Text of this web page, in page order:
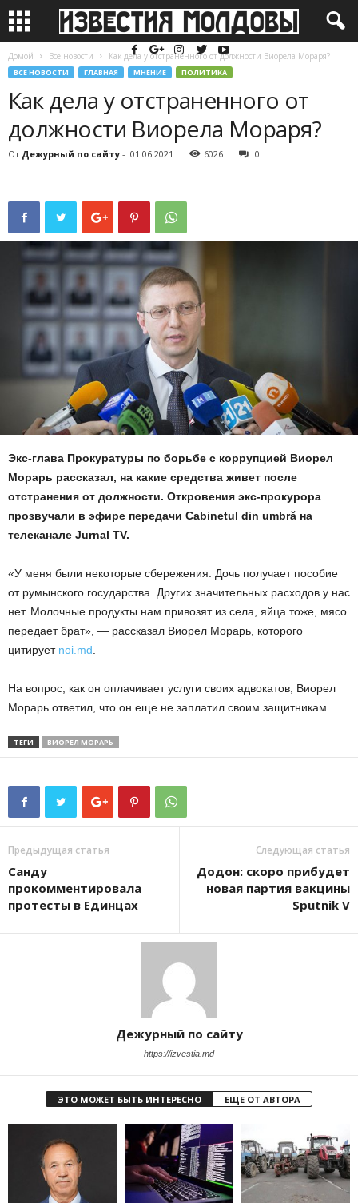
Домой Все новости Как дела у отстраненного от должности Виорела Мораря?
ВСЕ НОВОСТИ ГЛАВНАЯ МНЕНИЕ ПОЛИТИКА
Как дела у отстраненного от
должности Виорела Мораря?
От Дежурный по сайту - 01.06.2021 6026 0
Экс-глава Прокуратуры по борьбе с коррупцией Виорел
Морарь рассказал, на какие средства живет после
отстранения от должности. Откровения экс-прокурора
прозвучали в эфире передачи Cabinetul din umbră на
телеканале Jurnal TV.
«У меня были некоторые сбережения. Дочь получает пособие
от румынского государства. Других значительных расходов у нас
нет. Молочные продукты нам привозят из села, яйца тоже, мясо
передает брат», — рассказал Виорел Морарь, которого
цитирует noi.md
На вопрос, как он оплачивает услуги своих адвокатов, Виорел
Морарь ответил, что он еще не заплатил своим защитникам.
ТЕГИ ВИОРЕЛ МОРАРЬ
Предыдущая статья
Санду
прокомментировала
протесты в Единцах
Следующая статья
Додон: скоро прибудет
новая партия вакцины
Sputnik V
Дежурный по сайту
https://izvestia.md
ЭТО МОЖЕТ БЫТЬ ИНТЕРЕСНО ЕЩЕ ОТ АВТОРА